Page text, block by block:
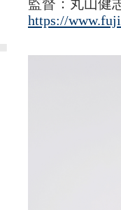
監督：丸山健
https://